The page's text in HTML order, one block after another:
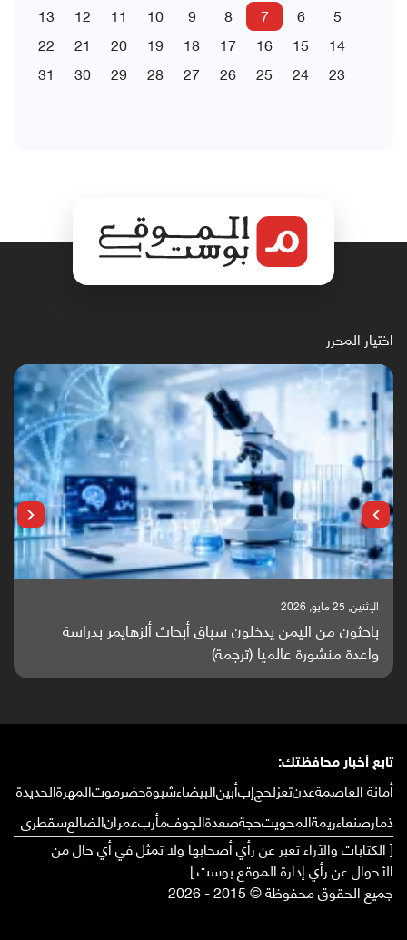
5
6
7
8
9
10
11
12
13
14
15
16
17
18
19
20
21
22
23
24
25
26
27
28
29
30
31
اختيار المحرر
الإثنين, 25 مايو, 2026
باحثون من اليمن يدخلون سباق أبحاث ألزهايمر بدراسة
واعدة منشورة عالميا (ترجمة)
تابع أخبار محافظتك:
أمانة العاصمةعدنتعزلحجإبأبينالبيضاءشبوةحضرموتالمهرةالحديدة
ذمارصنعاءريمةالمحويتحجةصعدةالجوفمأربعمرانالضالعسقطرى
[ الكتابات والآراء تعبر عن رأي أصحابها ولا تمثل في أي حال من
الأحوال عن رأي إدارة الموقع بوست ]
جميع الحقوق محفوظة © 2015 - 2026